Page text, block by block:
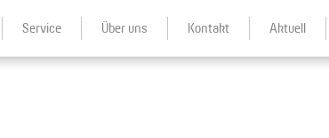
Service Über uns Kontakt Aktuell